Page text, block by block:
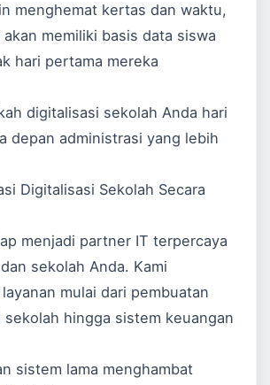
menghemat kertas dan waktu,
memiliki basis data siswa
hari pertama mereka
digitalisasi sekolah Anda hari
depan administrasi yang lebih
Digitalisasi Sekolah Secara
menjadi partner IT terpercaya
sekolah Anda. Kami
mulai dari pembuatan
hingga sistem keuangan
sistem lama menghambat